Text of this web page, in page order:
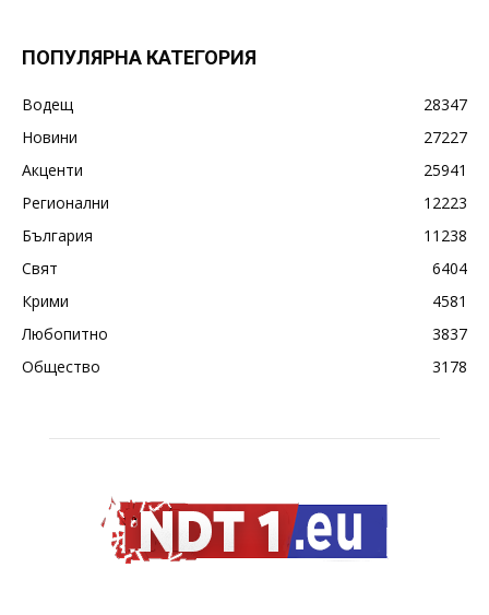
ПОПУЛЯРНА КАТЕГОРИЯ
Водещ
28347
Новини
27227
Акценти
25941
Регионални
12223
България
11238
Свят
6404
Крими
4581
Любопитно
3837
Общество
3178